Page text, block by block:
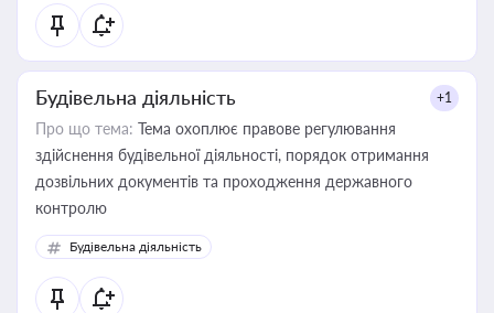
статусу суб'єктів оціночної діяльності
Будівельна діяльність +1
Про що тема: Тема охоплює правове регулювання
здійснення будівельної діяльності, порядок отримання
дозвільних документів та проходження державного
контролю
Будівельна діяльність